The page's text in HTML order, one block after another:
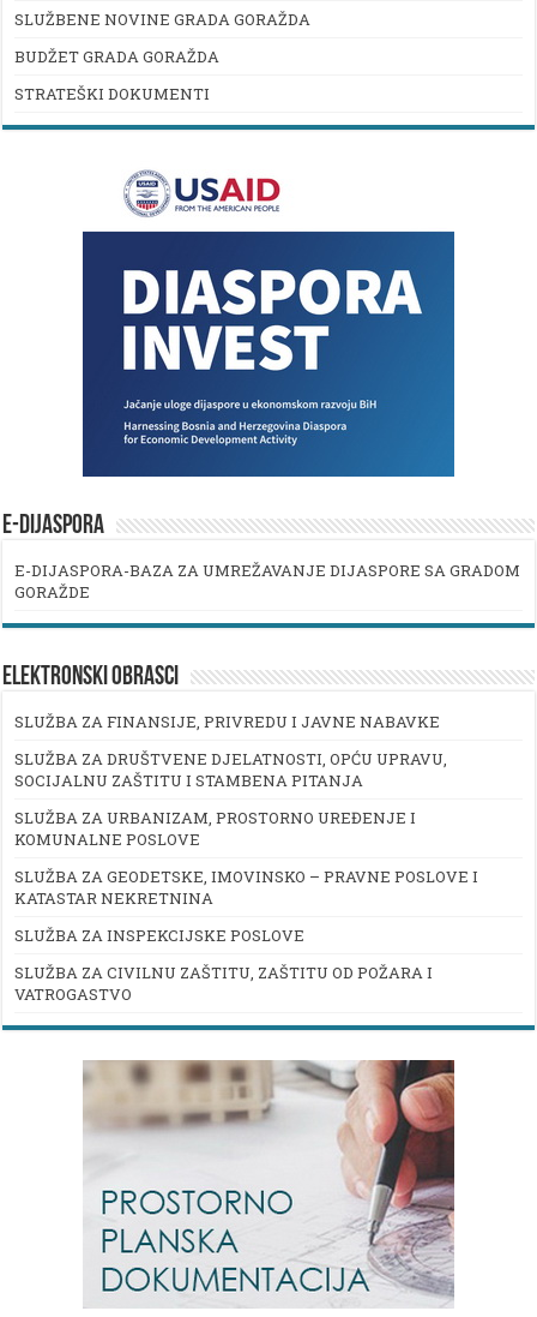
SLUŽBENE NOVINE GRADA GORAŽDA
BUDŽET GRADA GORAŽDA
STRATEŠKI DOKUMENTI
E-DIJASPORA
E-DIJASPORA-BAZA ZA UMREŽAVANJE DIJASPORE SA GRADOM
GORAŽDE
ELEKTRONSKI OBRASCI
SLUŽBA ZA FINANSIJE, PRIVREDU I JAVNE NABAVKE
SLUŽBA ZA DRUŠTVENE DJELATNOSTI, OPĆU UPRAVU,
SOCIJALNU ZAŠTITU I STAMBENA PITANJA
SLUŽBA ZA URBANIZAM, PROSTORNO UREĐENJE I
KOMUNALNE POSLOVE
SLUŽBA ZA GEODETSKE, IMOVINSKO – PRAVNE POSLOVE I
KATASTAR NEKRETNINA
SLUŽBA ZA INSPEKCIJSKE POSLOVE
SLUŽBA ZA CIVILNU ZAŠTITU, ZAŠTITU OD POŽARA I
VATROGASTVO